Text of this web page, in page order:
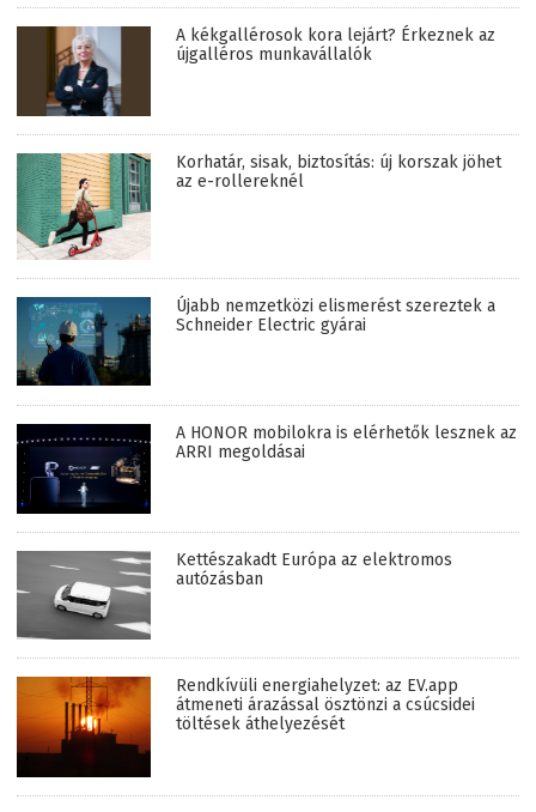
A kékgallérosok kora lejárt? Érkeznek az
újgalléros munkavállalók
Korhatár, sisak, biztosítás: új korszak jöhet
az e-rollereknél
Újabb nemzetközi elismerést szereztek a
Schneider Electric gyárai
A HONOR mobilokra is elérhetők lesznek az
ARRI megoldásai
Kettészakadt Európa az elektromos
autózásban
Rendkívüli energiahelyzet: az EV.app
átmeneti árazással ösztönzi a csúcsidei
töltések áthelyezését